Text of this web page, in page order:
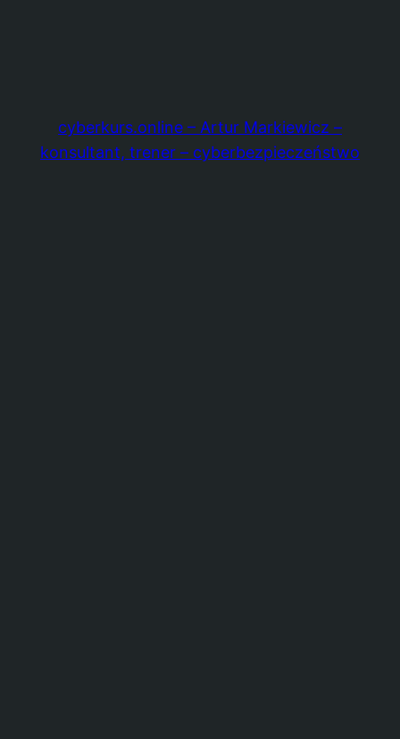
cyberkurs.online – Artur Markiewicz –
konsultant, trener – cyberbezpieczeństwo